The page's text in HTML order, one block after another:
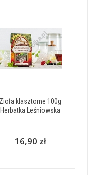
Zioła klasztorne 100g
Herbatka Leśniowska
16,90 zł